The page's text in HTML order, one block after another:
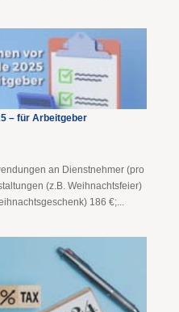
– für Arbeitgeber
an Dienstnehmer (pro
(z.B. Weihnachtsfeier)
186 €;...